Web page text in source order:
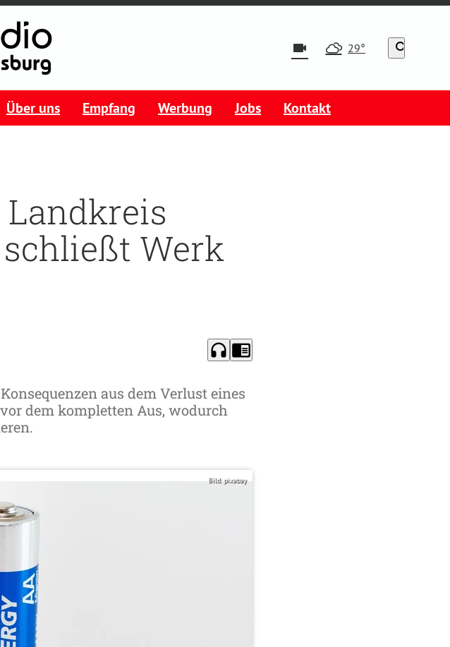
videocam 29° search
Über uns Empfang Werbung Jobs Kontakt
Werk
headphones chrome_reader_mode
aus dem Verlust eines
dem kompletten Aus, wodurch
Bild: pixabay